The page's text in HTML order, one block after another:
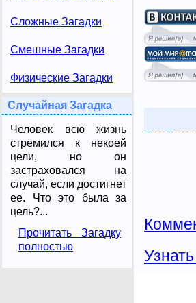
Сложные Загадки
Смешные Загадки
Физические Загадки
Случайная Загадка
Человек всю жизнь
стремился к некоей
цели, но он
застраховался на
случай, если достигнет
ее. Что это была за
цель?...
Прочитать Загадку
полностью